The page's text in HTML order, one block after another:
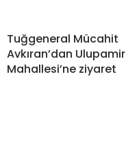
Tuğgeneral Mücahit
Avkıran’dan Ulupamir
Mahallesi’ne ziyaret